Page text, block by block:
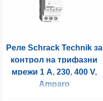
Реле Schrack Technik за
контрол на трифазни
мрежи 1 A, 230, 400 V,
Amparo